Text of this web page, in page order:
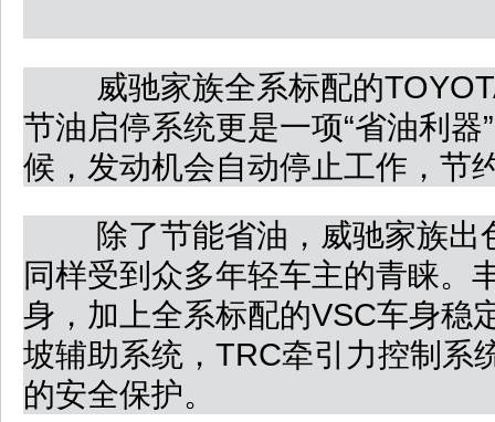
威驰家族全系标配的
节油启停系统更是一项“省油利器
候，发动机会自动停止工作，节
除了节能省油，威驰家族出
同样受到众多年轻车主的青睐。
身，加上全系标配的VSC车身稳
坡辅助系统，TRC牵引力控制系
的安全保护。